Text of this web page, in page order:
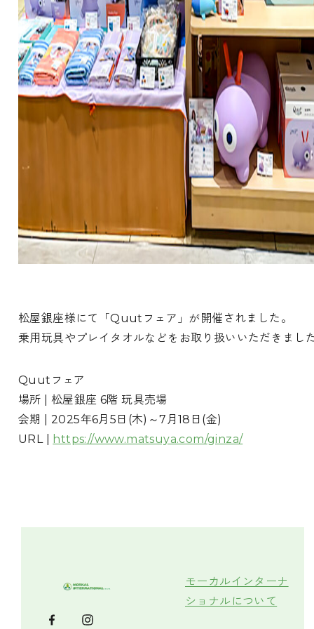
松屋銀座様にて「Quutフェア」が開催されました。
乗用玩具やプレイタオルなどをお取り扱いいただきまし
Quutフェア
場所 | 松屋銀座 6階 玩具売場
会期 | 2025年6月5日(木)～7月18日(金)
URL |
https://www.matsuya.com/ginza/
モーカルインターナ
ショナルについて